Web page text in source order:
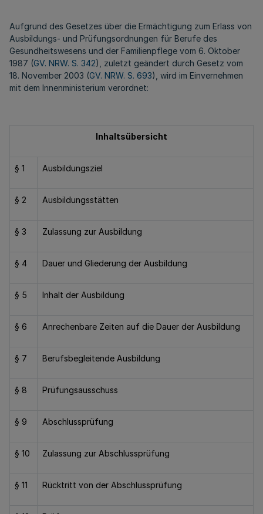
Aufgrund des Gesetzes über die Ermächtigung zum Erlass von
Ausbildungs- und Prüfungsordnungen für Berufe des
Gesundheitswesens und der Familienpflege vom 6. Oktober
1987 (GV. NRW. S. 342), zuletzt geändert durch Gesetz vom
18. November 2003 (GV. NRW. S. 693), wird im Einvernehmen
mit dem Innenministerium verordnet:
Inhaltsübersicht
§ 1 Ausbildungsziel
§ 2 Ausbildungsstätten
§ 3 Zulassung zur Ausbildung
§ 4 Dauer und Gliederung der Ausbildung
§ 5 Inhalt der Ausbildung
§ 6 Anrechenbare Zeiten auf die Dauer der Ausbildung
§ 7 Berufsbegleitende Ausbildung
§ 8 Prüfungsausschuss
§ 9 Abschlussprüfung
§ 10 Zulassung zur Abschlussprüfung
§ 11 Rücktritt von der Abschlussprüfung